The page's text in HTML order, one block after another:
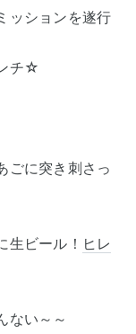
ッションを遂行
チ☆
ごに突き刺さっ
生ビール！ ヒレ
ない～～